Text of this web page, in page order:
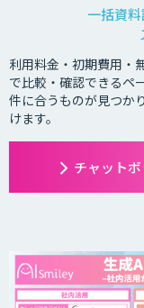
一括資
利用料金・初期費用・
で比較・確認できるペ
件に合うものが見つか
けます。
チャット